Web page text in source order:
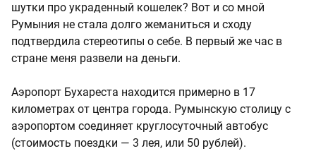
шутки про украденный кошелек? Вот и со мной
Румыния не стала долго жеманиться и сходу
подтвердила стереотипы о себе. В первый же час в
стране меня развели на деньги.
Аэропорт Бухареста находится примерно в 17
километрах от центра города. Румынскую столицу с
аэропортом соединяет круглосуточный автобус
(стоимость поездки — 3 лея, или 50 рублей).